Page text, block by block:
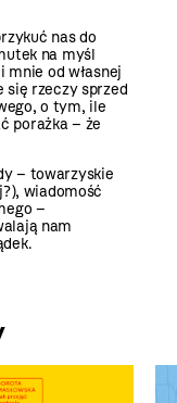
nas do
na myśl
od własnej
się rzeczy sprzed
o tym, ile
porażka – że
– towarzyskie
wiadomość
–
nam